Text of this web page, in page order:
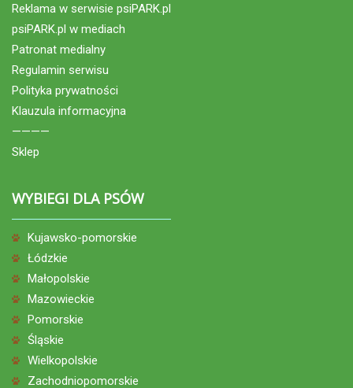
Reklama w serwisie psiPARK.pl
psiPARK.pl w mediach
Patronat medialny
Regulamin serwisu
Polityka prywatności
Klauzula informacyjna
————
Sklep
WYBIEGI DLA PSÓW
Kujawsko-pomorskie
Łódzkie
Małopolskie
Mazowieckie
Pomorskie
Śląskie
Wielkopolskie
Zachodniopomorskie